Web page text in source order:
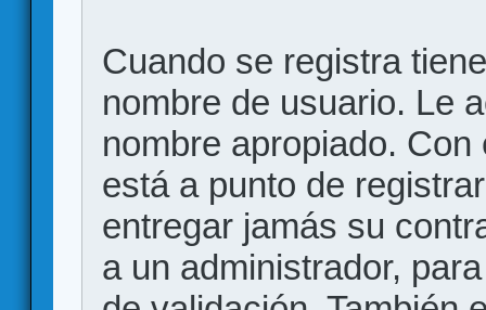
Cuando se registra
nombre de usuario. Le
nombre apropiado.
está a punto de
entregar jamás su
a un administrador,